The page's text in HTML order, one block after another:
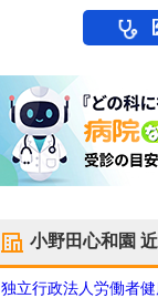
小野田心和園
独立行政法人労働者